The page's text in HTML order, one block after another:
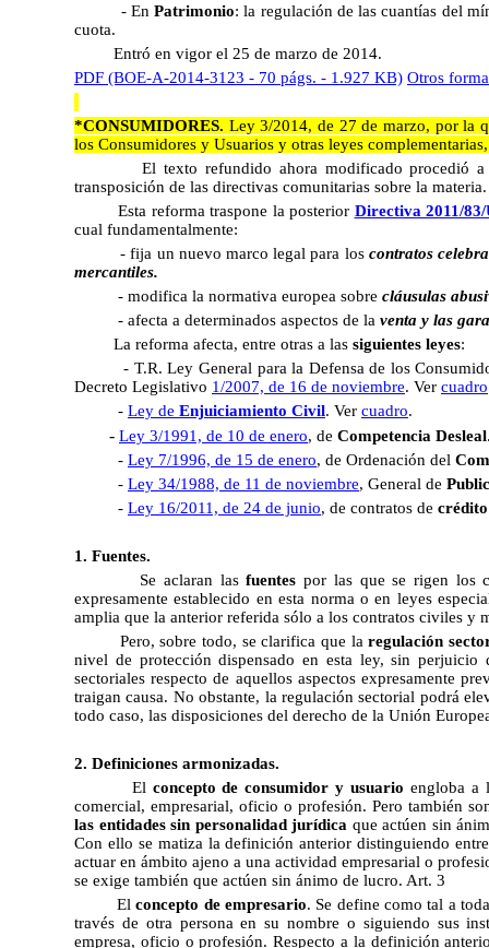
- EnPatrimonio: la regulación de las cuantías del
cuota.
Entró en vigor el 25 de marzo de 2014.
PDF (BOE-A-2014-3123 - 70 págs. - 1.927 KB) Otros
*CONSUMIDORES. Ley 3/2014, de 27 de marzo, por la
los Consumidores y Usuarios y otras leyes
El texto refundido ahora modificado procedió
transposición de las directivas comunitarias sobre la materia.
Esta reforma traspone la posterior Directiva 2011/83/
cual fundamentalmente:
- fija un nuevo marco legal para los contratos
mercantiles.
- modifica la normativa europea sobre cláusulas
- afecta a determinados aspectos de la venta y las
La reforma afecta, entre otras a las siguientes leyes:
- T.R. Ley General para la Defensa de los
Decreto Legislativo 1/2007, de 16 de noviembre. Ver cuadro
- Ley de Enjuiciamiento Civil. Ver cuadro.
- Ley 3/1991, de 10 de enero, de Competencia Desleal
- Ley 7/1996, de 15 de enero, de Ordenación del
- Ley 34/1988, de 11 de noviembre, General de
- Ley 16/2011, de 24 de junio, de contratos de
1. Fuentes.
Se aclaran lasfuentes por las que se rigen los
expresamente establecido en esta norma o en leyes
amplia que la anterior referida sólo a los contratos civiles y
Pero, sobre todo, se clarifica que laregulación
nivel de protección dispensado en esta ley, sin perjuicio
sectoriales respecto de aquellos aspectos expresamente
traigan causa. No obstante, la regulación sectorial podrá
todo caso, las disposiciones del derecho de la Unión
2. Definiciones armonizadas.
El concepto de consumidor y usuario engloba a
comercial, empresarial, oficio o profesión. Pero también
las entidades sin personalidad jurídica que actúen sin
Con ello se matiza la definición anterior distinguiendo
actuar en ámbito ajeno a una actividad empresarial o
se exige también que actúen sin ánimo de lucro. Art. 3
Elconcepto de empresario. Se define como tal a
través de otra persona en su nombre o siguiendo sus
empresa, oficio o profesión. Respecto a la definición